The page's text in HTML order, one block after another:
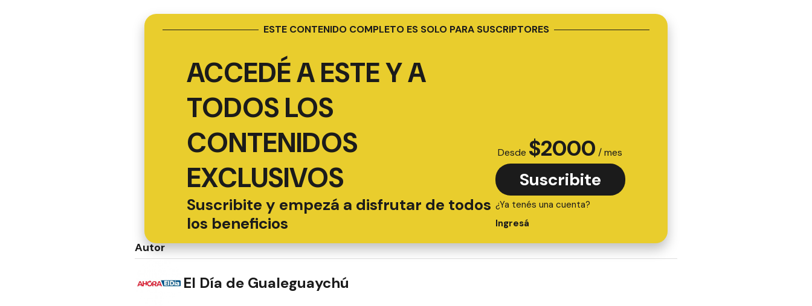
ESTE CONTENIDO COMPLETO ES SOLO PARA SUSCRIPTORES
ACCEDÉ A ESTE Y A
TODOS LOS
CONTENIDOS
EXCLUSIVOS
Suscribite y empezá a disfrutar de todos
los beneficios
Desde $2000 / mes
Suscribite
¿Ya tenés una cuenta?
Ingresá
Autor
El Día de Gualeguaychú